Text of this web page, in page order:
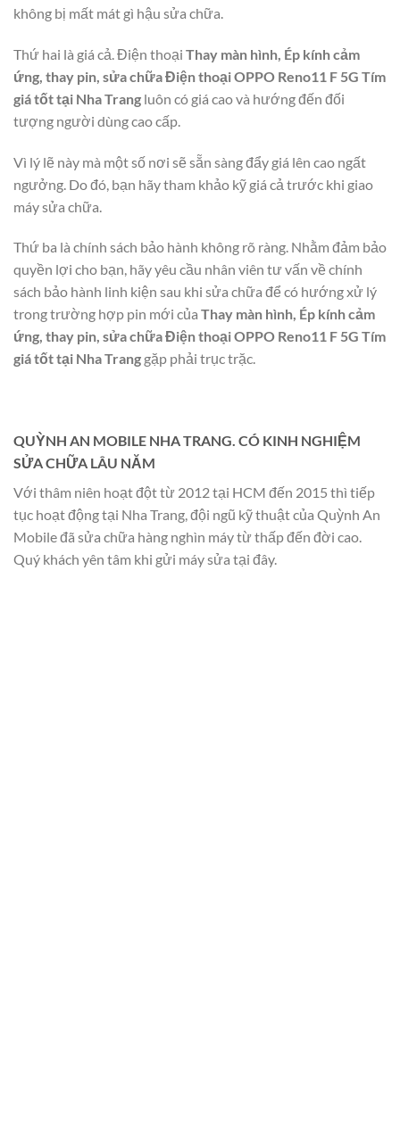
không bị mất mát gì hậu sửa chữa.
Thứ hai là giá cả. Điện thoại Thay màn hình, Ép kính cảm
ứng, thay pin, sửa chữa Điện thoại OPPO Reno11 F 5G Tím
giá tốt tại Nha Trang luôn có giá cao và hướng đến đối
tượng người dùng cao cấp.
Vì lý lẽ này mà một số nơi sẽ sẵn sàng đẩy giá lên cao ngất
ngưởng. Do đó, bạn hãy tham khảo kỹ giá cả trước khi giao
máy sửa chữa.
Thứ ba là chính sách bảo hành không rõ ràng. Nhằm đảm bảo
quyền lợi cho bạn, hãy yêu cầu nhân viên tư vấn về chính
sách bảo hành linh kiện sau khi sửa chữa để có hướng xử lý
trong trường hợp pin mới của Thay màn hình, Ép kính cảm
ứng, thay pin, sửa chữa Điện thoại OPPO Reno11 F 5G Tím
giá tốt tại Nha Trang gặp phải trục trặc.
QUỲNH AN MOBILE NHA TRANG. CÓ KINH NGHIỆM
SỬA CHỮA LÂU NĂM
Với thâm niên hoạt đột từ 2012 tại HCM đến 2015 thì tiếp
tục hoạt động tại Nha Trang, đội ngũ kỹ thuật của Quỳnh An
Mobile đã sửa chữa hàng nghìn máy từ thấp đến đời cao.
Quý khách yên tâm khi gửi máy sửa tại đây.